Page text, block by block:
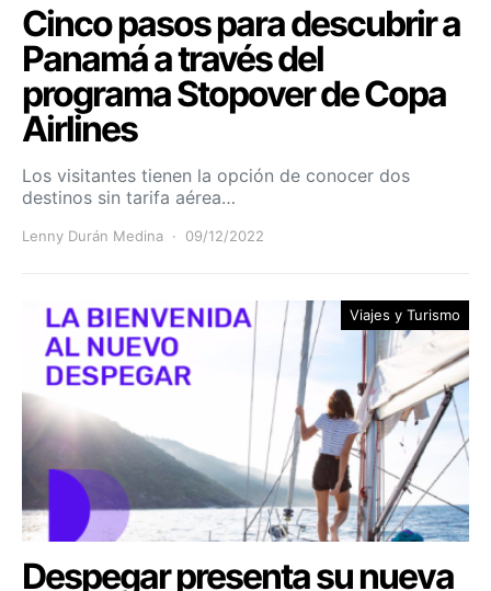
Cinco pasos para descubrir a
Panamá a través del
programa Stopover de Copa
Airlines
Los visitantes tienen la opción de conocer dos
destinos sin tarifa aérea…
Lenny Durán Medina 09/12/2022
Viajes y Turismo
Despegar presenta su nueva